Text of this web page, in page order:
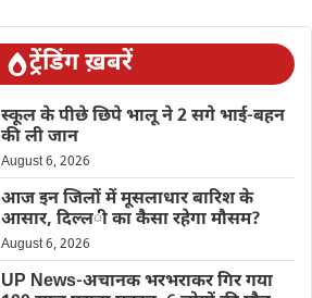
ट्रेंडिंग ख़बरें
स्कूल के पीछे छिपे भालू ने 2 सगे भाई-बहन
की ली जान
August 6, 2026
आज इन जिलों में मूसलाधार बारिश के
आसार, दिल्ली का कैसा रहेगा मौसम?
August 6, 2026
UP News-अचानक भरभराकर गिर गया